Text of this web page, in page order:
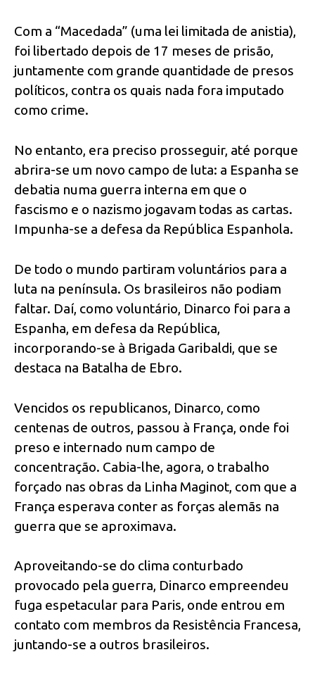
Com a “Macedada” (uma lei limitada de anistia),
foi libertado depois de 17 meses de prisão,
juntamente com grande quantidade de presos
políticos, contra os quais nada fora imputado
como crime.
No entanto, era preciso prosseguir, até porque
abrira-se um novo campo de luta: a Espanha se
debatia numa guerra interna em que o
fascismo e o nazismo jogavam todas as cartas.
Impunha-se a defesa da República Espanhola.
De todo o mundo partiram voluntários para a
luta na península. Os brasileiros não podiam
faltar. Daí, como voluntário, Dinarco foi para a
Espanha, em defesa da República,
incorporando-se à Brigada Garibaldi, que se
destaca na Batalha de Ebro.
Vencidos os republicanos, Dinarco, como
centenas de outros, passou à França, onde foi
preso e internado num campo de
concentração. Cabia-lhe, agora, o trabalho
forçado nas obras da Linha Maginot, com que a
França esperava conter as forças alemãs na
guerra que se aproximava.
Aproveitando-se do clima conturbado
provocado pela guerra, Dinarco empreendeu
fuga espetacular para Paris, onde entrou em
contato com membros da Resistência Francesa,
juntando-se a outros brasileiros.